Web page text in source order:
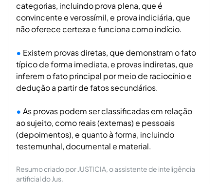
categorias, incluindo prova plena, que é
convincente e verossímil, e prova indiciária, que
não oferece certeza e funciona como indício.
Existem provas diretas, que demonstram o fato
típico de forma imediata, e provas indiretas, que
inferem o fato principal por meio de raciocínio e
dedução a partir de fatos secundários.
As provas podem ser classificadas em relação
ao sujeito, como reais (externas) e pessoais
(depoimentos), e quanto à forma, incluindo
testemunhal, documental e material.
Resumo criado por JUSTICIA, o assistente de inteligência
artificial do Jus.